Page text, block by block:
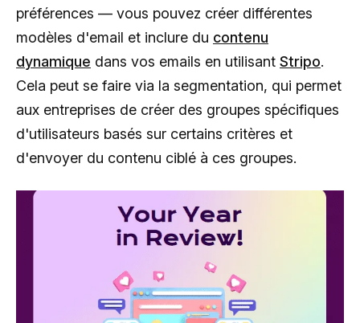
préférences — vous pouvez créer différentes
modèles d'email et inclure du contenu
dynamique dans vos emails en utilisant Stripo.
Cela peut se faire via la segmentation, qui permet
aux entreprises de créer des groupes spécifiques
d'utilisateurs basés sur certains critères et
d'envoyer du contenu ciblé à ces groupes.